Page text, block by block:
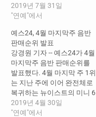
니앨범 [City Lights]가 2위로
올라서면서 다시 순위권에
솔로 앨범 [color on me]는 3
위를 차지하며 꾸준한 강세
를 보이고 있다. EXO 세훈&
찬열의 미니앨범 [What a
life] 역시 꾸준한 인기를…
2019년 7월 31일
"연예"에서
예스24, 4월 마지막주 음반
판매순위 발표
강경원 기자 -- 예스24가 4월
마지막주 음반 판매순위를
발표했다. 4월 마지막 주 1위
는 지난 주에 이어 완전체로
복귀하는 뉴이스트의 미니 6
집 [Happily Ever After]가 차
지했다. 엔시티 127의 미니
2019년 4월 30일
"연예"에서